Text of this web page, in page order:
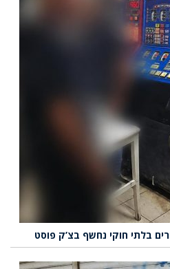
בלתי חוקי נחשף בצ’ק פוסט